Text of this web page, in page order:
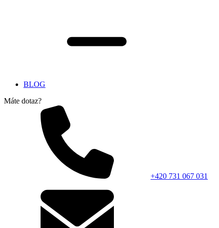
BLOG
Máte dotaz?
+420 731 067 031